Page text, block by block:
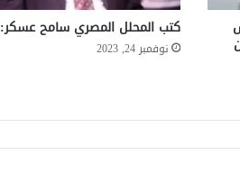
كتب المحلل المصري سامح عسكر:
نوفمبر 24, 2023